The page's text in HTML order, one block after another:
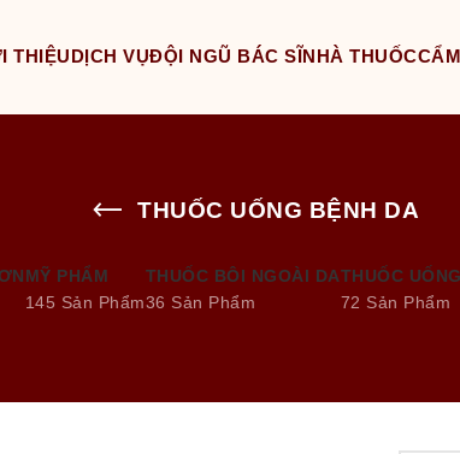
THIỆU DỊCH VỤĐỘI NGŨ BÁC SĨ NHÀ THUỐC
THUỐC UỐNG BỆNH DA
MỸ PHẨM
145 Sản Phẩm
THUỐC BÔI NGOÀI DA
36 Sản Phẩm
THUỐC
72 Sản Phẩm